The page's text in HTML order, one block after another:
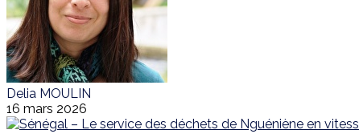
Delia MOULIN
16 mars 2026